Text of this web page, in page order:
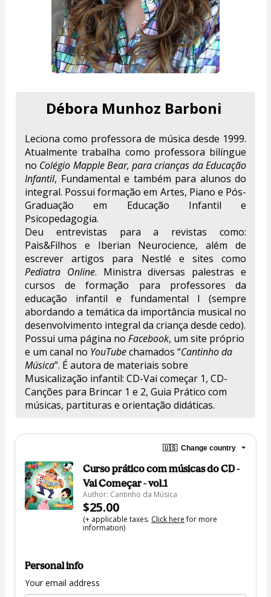
Débora Munhoz Barboni
Leciona como professora de música desde 1999.
Atualmente trabalha como professora bilíngue
no Colégio Mapple Bear, para crianças da Educação
Infantil, Fundamental e também para alunos do
integral. Possui formação em Artes, Piano e Pós-
Graduação em Educação Infantil e
Psicopedagogia.
Deu entrevistas para a revistas como:
Pais&Filhos e Iberian Neurocience, além de
Pediatra Online. Ministra diversas palestras e
cursos de formação para professores da
educação infantil e fundamental I (sempre
abordando a temática da importância musical no
Possui uma página no Facebook, um site próprio
e um canal no YouTube chamados “Cantinho da
Música”. É autora de materiais sobre
Musicalização infantil: CD-Vai começar 1, CD-
Canções para Brincar 1 e 2, Guia Prático com
músicas, partituras e orientação didáticas.
🇺🇸 Change country
Curso prático com músicas do CD -
Vai Começar - vol.1
Author: Cantinho da Música
$25.00
(+ applicable taxes. Click herefor more
information)
Personal info
Your email address